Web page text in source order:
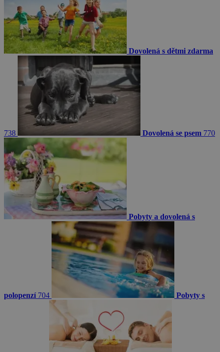
Dovolená s dětmi zdarma
738 Dovolená se psem 770
Pobyty a dovolená s
polopenzí 704 Pobyty s